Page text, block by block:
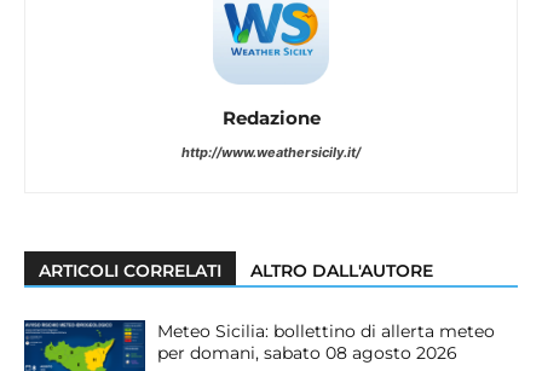
Redazione
http://www.weathersicily.it/
ARTICOLI CORRELATI ALTRO DALL'AUTORE
Meteo Sicilia: bollettino di allerta meteo
per domani, sabato 08 agosto 2026